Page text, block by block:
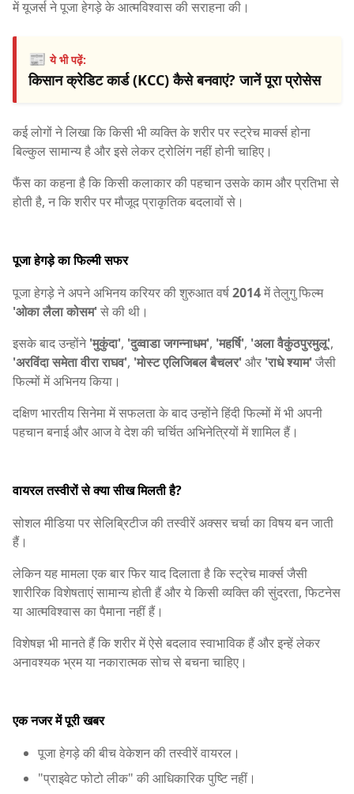
में यूजर्स ने पूजा हेगड़े के आत्मविश्वास की सराहना की।
📰ये भी पढ़ें:
किसान क्रेडिट कार्ड (KCC) कैसे बनवाएं? जानें पूरा प्रोसेस
कई लोगों ने लिखा कि किसी भी व्यक्ति के शरीर पर स्ट्रेच मार्क्स होना
बिल्कुल सामान्य है और इसे लेकर ट्रोलिंग नहीं होनी चाहिए।
फैंस का कहना है कि किसी कलाकार की पहचान उसके काम और प्रतिभा से
होती है, न कि शरीर पर मौजूद प्राकृतिक बदलावों से।
पूजा हेगड़े का फिल्मी सफर
पूजा हेगड़े ने अपने अभिनय करियर की शुरुआत वर्ष2014में तेलुगु फिल्म
'ओका लैला कोसम'से की थी।
इसके बाद उन्होंने'मुकुंदा', 'दुव्वाडा जगन्नाधम', 'महर्षि', 'अला वैकुंठपुरमुलू',
'अरविंदा समेता वीरा राघव', 'मोस्ट एलिजिबल बैचलर'और 'राधे श्याम'जैसी
फिल्मों में अभिनय किया।
दक्षिण भारतीय सिनेमा में सफलता के बाद उन्होंने हिंदी फिल्मों में भी अपनी
पहचान बनाई और आज वे देश की चर्चित अभिनेत्रियों में शामिल हैं।
वायरल तस्वीरों से क्या सीख मिलती है?
सोशल मीडिया पर सेलिब्रिटीज की तस्वीरें अक्सर चर्चा का विषय बन जाती
हैं।
लेकिन यह मामला एक बार फिर याद दिलाता है कि स्ट्रेच मार्क्स जैसी
शारीरिक विशेषताएं सामान्य होती हैं और ये किसी व्यक्ति की सुंदरता, फिटनेस
या आत्मविश्वास का पैमाना नहीं हैं।
विशेषज्ञ भी मानते हैं कि शरीर में ऐसे बदलाव स्वाभाविक हैं और इन्हें लेकर
अनावश्यक भ्रम या नकारात्मक सोच से बचना चाहिए।
एक नजर में पूरी खबर
पूजा हेगड़े की बीच वेकेशन की तस्वीरें वायरल।
"प्राइवेट फोटो लीक" की आधिकारिक पुष्टि नहीं।